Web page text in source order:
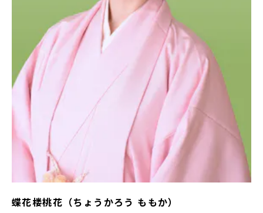
蝶花楼桃花（ちょうかろう ももか）